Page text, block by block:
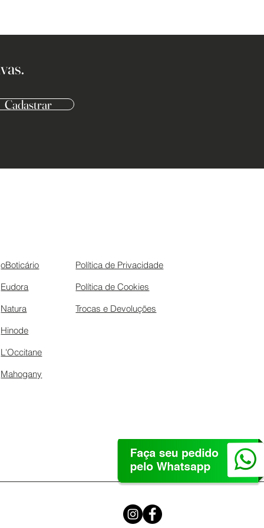
Cadastrar
oBoticário
Eudora
Natura
Hinode
L'Occitane
Mahogany
Política de Privacidade
Política de Cookies
Trocas e Devoluções